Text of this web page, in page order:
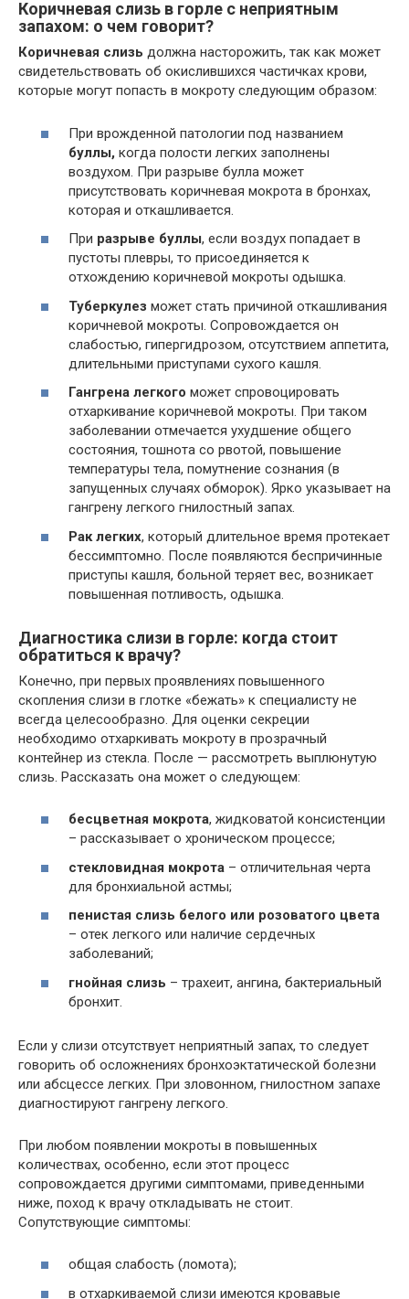
Коричневая слизь в горле с неприятным
запахом: о чем говорит?
Коричневая слизь должна насторожить, так как может
свидетельствовать об окислившихся частичках крови,
которые могут попасть в мокроту следующим образом:
При врожденной патологии под названием
буллы, когда полости легких заполнены
воздухом. При разрыве булла может
присутствовать коричневая мокрота в бронхах,
которая и откашливается.
При разрыве буллы, если воздух попадает в
пустоты плевры, то присоединяется к
отхождению коричневой мокроты одышка.
Туберкулез может стать причиной откашливания
коричневой мокроты. Сопровождается он
слабостью, гипергидрозом, отсутствием аппетита,
длительными приступами сухого кашля.
Гангрена легкого может спровоцировать
отхаркивание коричневой мокроты. При таком
заболевании отмечается ухудшение общего
состояния, тошнота со рвотой, повышение
температуры тела, помутнение сознания (в
запущенных случаях обморок). Ярко указывает на
гангрену легкого гнилостный запах.
Рак легких, который длительное время протекает
бессимптомно. После появляются беспричинные
приступы кашля, больной теряет вес, возникает
повышенная потливость, одышка.
Диагностика слизи в горле: когда стоит
обратиться к врачу?
Конечно, при первых проявлениях повышенного
скопления слизи в глотке «бежать» к специалисту не
всегда целесообразно. Для оценки секреции
необходимо отхаркивать мокроту в прозрачный
контейнер из стекла. После — рассмотреть выплюнутую
слизь. Рассказать она может о следующем:
бесцветная мокрота, жидковатой консистенции
– рассказывает о хроническом процессе;
стекловидная мокрота – отличительная черта
для бронхиальной астмы;
пенистая слизь белого или розоватого цвета
– отек легкого или наличие сердечных
заболеваний;
гнойная слизь – трахеит, ангина, бактериальный
бронхит.
Если у слизи отсутствует неприятный запах, то следует
говорить об осложнениях бронхоэктатической болезни
или абсцессе легких. При зловонном, гнилостном запахе
диагностируют гангрену легкого.
При любом появлении мокроты в повышенных
количествах, особенно, если этот процесс
сопровождается другими симптомами, приведенными
ниже, поход к врачу откладывать не стоит.
Сопутствующие симптомы:
общая слабость (ломота);
в отхаркиваемой слизи имеются кровавые